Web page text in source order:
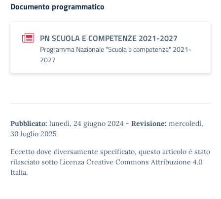
Documento programmatico
PN SCUOLA E COMPETENZE 2021-2027
Programma Nazionale "Scuola e competenze" 2021-
2027
Pubblicato: lunedì, 24 giugno 2024 - Revisione: mercoledì,
30 luglio 2025
Eccetto dove diversamente specificato, questo articolo è stato
rilasciato sotto Licenza Creative Commons Attribuzione 4.0
Italia.